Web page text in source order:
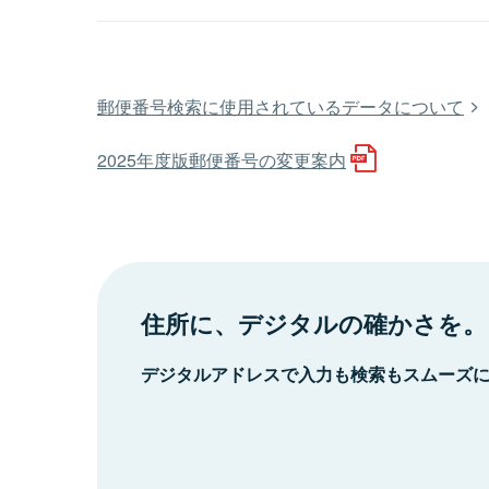
郵便番号検索に使用されているデータについて
2025年度版郵便番号の変更案内
住所に、デジタルの確かさを。
デジタルアドレスで入力も検索もスムーズ